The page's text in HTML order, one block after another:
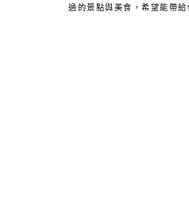
過的景點與美食，希望能帶